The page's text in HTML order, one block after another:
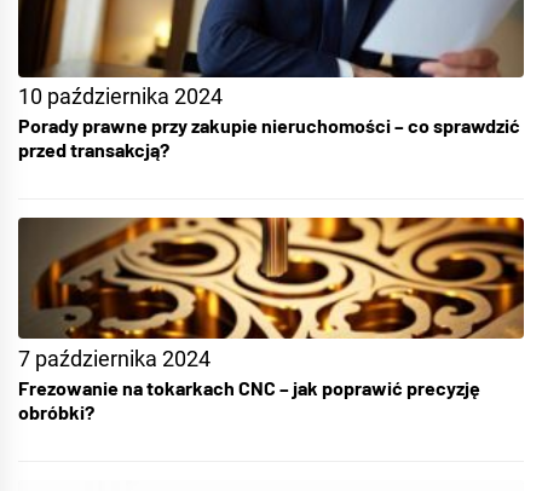
10 października 2024
Porady prawne przy zakupie nieruchomości – co sprawdzić
przed transakcją?
7 października 2024
Frezowanie na tokarkach CNC – jak poprawić precyzję
obróbki?